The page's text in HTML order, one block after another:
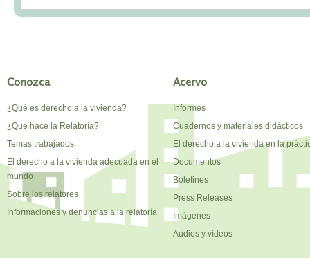
Conozca
¿Qué es derecho a la vivienda?
¿Que hace la Relatoría?
Temas trabajados
El derecho a la vivienda adecuada en el
mundo
Sobre los relatores
Informaciones y denuncias a la relatoría
Acervo
Informes
Cuadernos y materiales didácticos
El derecho a la vivienda en la
Documentos
Boletines
Press Releases
Imágenes
Audios y vídeos